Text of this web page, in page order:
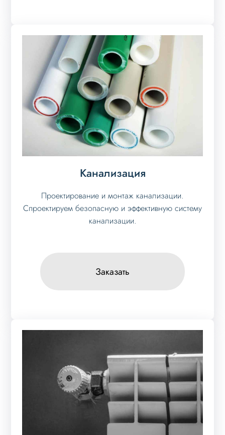
Канализация
Проектирование и монтаж канализации.
Спроектируем безопасную и эффективную систему
канализации.
Заказать